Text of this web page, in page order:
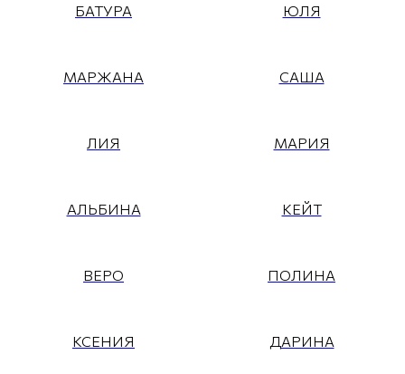
БАТУРА ЮЛЯ
МАРЖАНА САША
ЛИЯ МАРИЯ
АЛЬБИНА КЕЙТ
ВЕРО ПОЛИНА
КСЕНИЯ ДАРИНА